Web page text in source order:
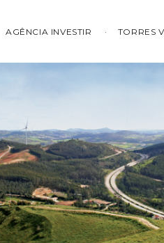
AGÊNCIA INVESTIR TORRES